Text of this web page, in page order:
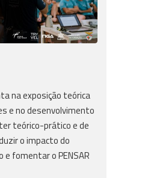
na exposição teórica
e no desenvolvimento
teórico-prático e de
o impacto do
fomentar o PENSAR